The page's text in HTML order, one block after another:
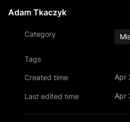
Adam Tkaczyk
Category
Tags
Created time Apr
Last edited time Apr